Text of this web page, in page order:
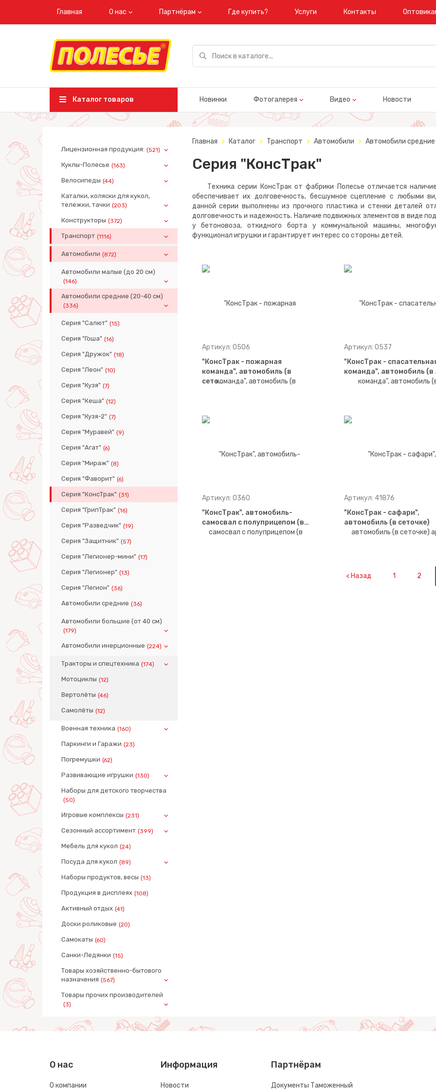
Главная О нас Партнёрам Где купить? Услуги Контакты
Каталог товаров Новинки Фотогалерея Видео Новости
Лицензионная продукция: (521)
Куклы-Полесье (163)
Велосипеды (44)
Каталки, коляски для кукол,
тележки, тачки (203)
Конструкторы (372)
Транспорт (1116)
Автомобили (872)
Автомобили малые (до 20 см)
(146)
Автомобили средние (20-40 см)
(336)
Серия "Салют" (15)
Серия "Гоша" (16)
Серия "Дружок" (18)
Серия "Леон" (10)
Серия "Кузя" (7)
Серия "Кеша" (12)
Серия "Кузя-2" (7)
Серия "Муравей" (9)
Серия "Агат" (6)
Серия "Мираж" (8)
Серия "Фаворит" (6)
Серия "КонсТрак" (31)
Серия "ГрипТрак" (16)
Серия "Разведчик" (19)
Серия "Защитник" (57)
Серия "Легионер-мини" (17)
Серия "Легионер" (13)
Серия "Легион" (36)
Автомобили средние (36)
Автомобили большие (от 40 см)
(179)
Автомобили инерционные (224)
Тракторы и спецтехника (174)
Мотоциклы (12)
Вертолёты (46)
Самолёты (12)
Военная техника (160)
Паркинги и Гаражи (23)
Погремушки (62)
Развивающие игрушки (130)
Наборы для детского творчества
(50)
Игровые комплексы (231)
Сезонный ассортимент (399)
Мебель для кукол (24)
Посуда для кукол (89)
Наборы продуктов, весы (13)
Продукция в дисплеях (108)
Активный отдых (41)
Доски роликовые (20)
Самокаты (60)
Санки-Ледянки (15)
Товары хозяйственно-бытового
назначения (567)
Товары прочих производителей
(3)
Главная Каталог Транспорт Автомобили Автомобили
Серия "КонсТрак"
Техника серии КонсТрак от фабрики Полесье отличается
обеспечивает их долговечность, бесшумное сцепление с любыми
данной серии выполнены из прочного пластика и стенки деталей
долговечность и надежность. Наличие подвижных элементов в виде
у бетоновоза, откидного борта у коммунальной машины,
функционал игрушки и гарантирует интерес со стороны детей.
Артикул: 0506
"КонсТрак - пожарная
команда", автомобиль (в
сето…
Артикул: 0537
"КонсТрак -
команда", автомобиль (в
Артикул: 0360
"КонсТрак", автомобиль-
самосвал с полуприцепом (в…
Артикул: 41876
"КонсТрак - сафари",
автомобиль (в сеточке)
< Назад 1 2
О нас
О компании
Информация
Новости
Партнёрам
Документы Таможенный